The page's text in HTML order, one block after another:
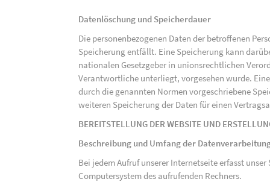
Datenlöschung und Speicherdauer
Die personenbezogenen Daten der betroffenen
Speicherung entfällt. Eine Speicherung kann
nationalen Gesetzgeber in unionsrechtlichen
Verantwortliche unterliegt, vorgesehen wurde.
durch die genannten Normen vorgeschriebene
weiteren Speicherung der Daten für einen
BEREITSTELLUNG DER WEBSITE UND
Beschreibung und Umfang der
Bei jedem Aufruf unserer Internetseite erfasst
Computersystem des aufrufenden Rechners.